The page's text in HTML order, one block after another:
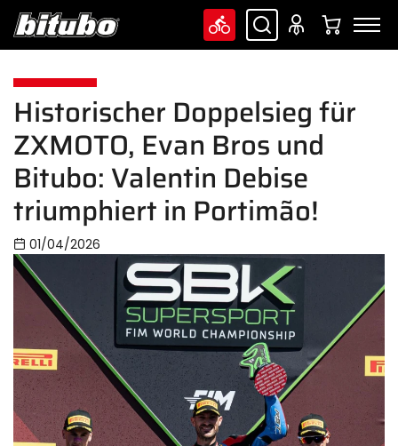
Historischer Doppelsieg für
ZXMOTO, Evan Bros und
Bitubo: Valentin Debise
triumphiert in Portimão!
01/04/2026